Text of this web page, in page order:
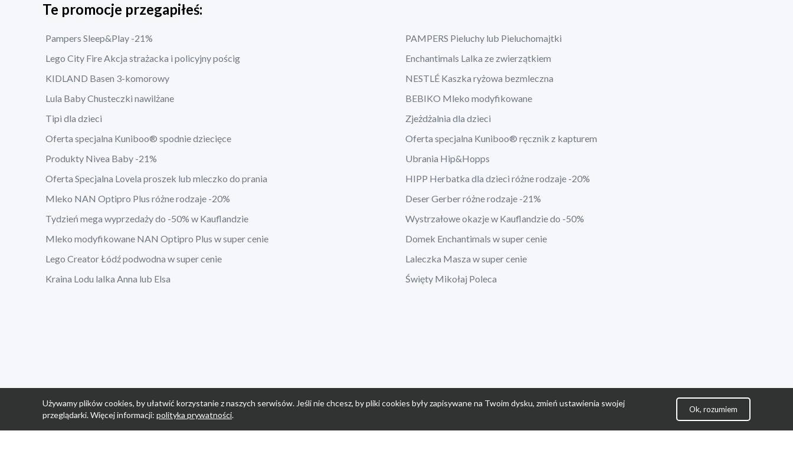
Te promocje przegapiłeś:
Pampers Sleep&Play -21%
PAMPERS Pieluchy lub Pieluchomajtki
Lego City Fire Akcja strażacka i policyjny pościg
Enchantimals Lalka ze zwierzątkiem
KIDLAND Basen 3-komorowy
NESTLÉ Kaszka ryżowa bezmleczna
Lula Baby Chusteczki nawilżane
BEBIKO Mleko modyfikowane
Tipi dla dzieci
Zjeżdżalnia dla dzieci
Oferta specjalna Kuniboo® spodnie dziecięce
Oferta specjalna Kuniboo® ręcznik z kapturem
Produkty Nivea Baby -21%
Ubrania Hip&Hopps
Oferta Specjalna Lovela proszek lub mleczko do prania
HIPP Herbatka dla dzieci różne rodzaje -20%
Mleko NAN Optipro Plus różne rodzaje -20%
Deser Gerber różne rodzaje -21%
Tydzień mega wyprzedaży do -50% w Kauflandzie
Wystrzałowe okazje w Kauflandzie do -50%
Mleko modyfikowane NAN Optipro Plus w super cenie
Domek Enchantimals w super cenie
Lego Creator Łódź podwodna w super cenie
Laleczka Masza w super cenie
Kraina Lodu lalka Anna lub Elsa
Święty Mikołaj Poleca
Używamy plików cookies, by ułatwić korzystanie z naszych serwisów. Jeśli nie chcesz, by pliki cookies były zapisywane na Twoim dysku, zmień ustawienia swojej
przeglądarki. Więcej informacji: polityka prywatności.
Ok, rozumiem